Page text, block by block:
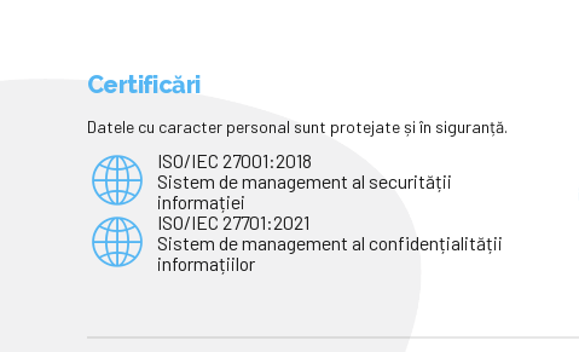
Certificări
Datele cu caracter personal sunt protejate și în siguranță.
ISO/IEC 27001:2018
Sistem de management al securității
informației
ISO/IEC 27701:2021
Sistem de management al confidențialității
informațiilor